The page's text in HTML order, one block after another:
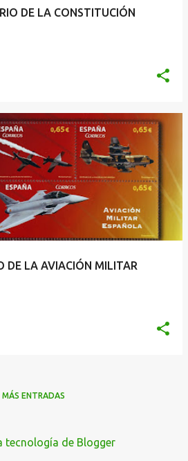
DE LA CONSTITUCIÓN
DE LA AVIACIÓN MILITAR
MÁS ENTRADAS
tecnología de Blogger